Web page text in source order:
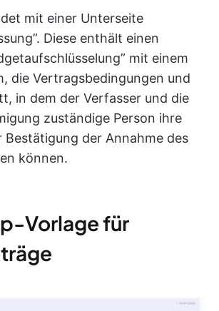
mit einer Unterseite
Diese enthält einen
mit einem
die Vertragsbedingungen und
in dem der Verfasser und die
zuständige Person ihre
Bestätigung der Annahme des
können.
Vorlage für